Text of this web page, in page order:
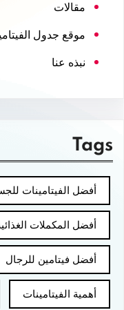
مقالات
موقع جدول
نبذه عنا
Tags
أفضل الفيتامينات
أفضل المكملات
أفضل فيتامين للرجال
أهمية الفيتامينات